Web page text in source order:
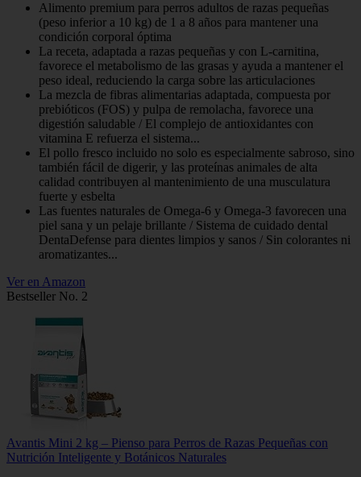
Alimento premium para perros adultos de razas pequeñas
(peso inferior a 10 kg) de 1 a 8 años para mantener una
condición corporal óptima
La receta, adaptada a razas pequeñas y con L-carnitina,
favorece el metabolismo de las grasas y ayuda a mantener el
peso ideal, reduciendo la carga sobre las articulaciones
La mezcla de fibras alimentarias adaptada, compuesta por
prebióticos (FOS) y pulpa de remolacha, favorece una
digestión saludable / El complejo de antioxidantes con
vitamina E refuerza el sistema...
El pollo fresco incluido no solo es especialmente sabroso, sino
también fácil de digerir, y las proteínas animales de alta
calidad contribuyen al mantenimiento de una musculatura
fuerte y esbelta
Las fuentes naturales de Omega-6 y Omega-3 favorecen una
piel sana y un pelaje brillante / Sistema de cuidado dental
DentaDefense para dientes limpios y sanos / Sin colorantes ni
aromatizantes...
Ver en Amazon
Bestseller No. 2
Avantis Mini 2 kg – Pienso para Perros de Razas Pequeñas con
Nutrición Inteligente y Botánicos Naturales